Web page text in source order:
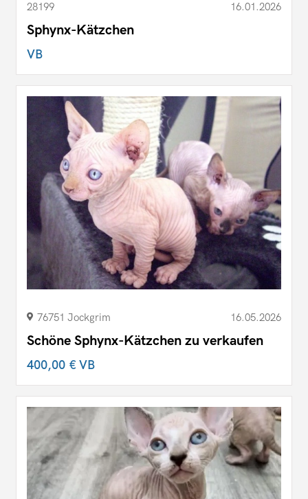
28199 16.01.2026
Sphynx-Kätzchen
VB
76751 Jockgrim 16.05.2026
Schöne Sphynx-Kätzchen zu verkaufen
400,00 €VB